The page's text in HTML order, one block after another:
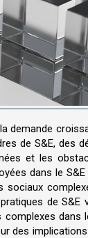
demande
de S&E, des
et les
dans le
sociaux
de S&E
dans
des